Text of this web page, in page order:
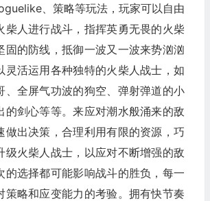
、策略等玩法，玩家可以自由
柴人进行战斗，指挥英勇无畏的火柴
固的防线，抵御一波又一波来势汹汹
灵活运用各种独特的火柴人战士，如
、全屏气功波的狗空、弹射弹道的小
的剑心等等。来应对潮水般涌来的敌
做出决策，合理利用有限的资源，巧
级火柴人战士，以应对不断增强的敌
的选择都可能影响战斗的胜负，每一
策略和应变能力的考验。拥有快节奏